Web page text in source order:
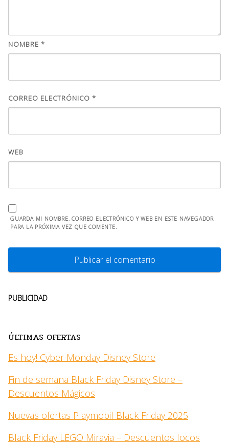
NOMBRE *
CORREO ELECTRÓNICO *
WEB
GUARDA MI NOMBRE, CORREO ELECTRÓNICO Y WEB EN ESTE NAVEGADOR
PARA LA PRÓXIMA VEZ QUE COMENTE.
PUBLICIDAD
ÚLTIMAS OFERTAS
Es hoy! Cyber Monday Disney Store
Fin de semana Black Friday Disney Store –
Descuentos Mágicos
Nuevas ofertas Playmobil Black Friday 2025
Black Friday LEGO Miravia – Descuentos locos